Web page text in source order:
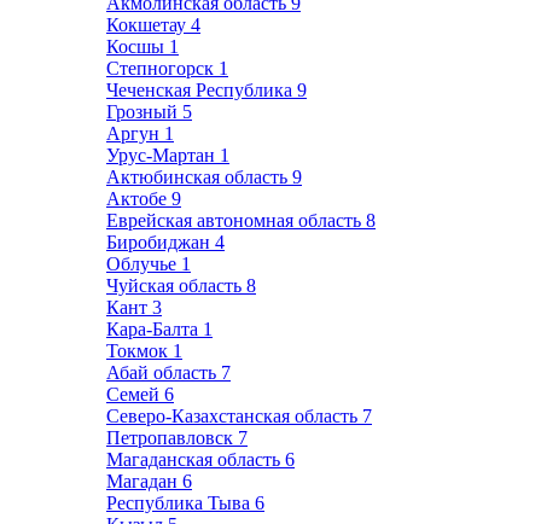
Кокшетау 4
Косшы 1
Степногорск 1
Чеченская Республика 9
Грозный 5
Аргун 1
Урус-Мартан 1
Актюбинская область 9
Актобе 9
Еврейская автономная область 8
Биробиджан 4
Облучье 1
Чуйская область 8
Кант 3
Кара-Балта 1
Токмок 1
Абай область 7
Семей 6
Северо-Казахстанская область 7
Петропавловск 7
Магаданская область 6
Магадан 6
Республика Тыва 6